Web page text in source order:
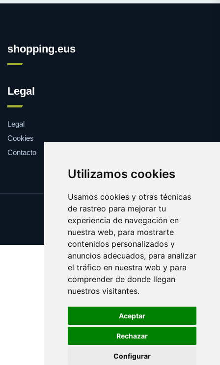
Utilizamos cookies
Usamos cookies y otras técnicas
de rastreo para mejorar tu
experiencia de navegación en
nuestra web, para mostrarte
contenidos personalizados y
anuncios adecuados, para analizar
el tráfico en nuestra web y para
comprender de donde llegan
nuestros visitantes.
Aceptar
Rechazar
Configurar
shopping.eus
Legal
Legal
Cookies
Contacto
Update cookies preferences
Copyright © 2025 shopping.eus